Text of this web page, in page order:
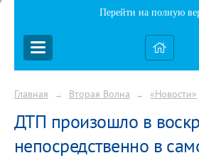
Перейти на полную
Главная → Вторая Волна → «Новости»
ДТП произошло в
непосредственно в